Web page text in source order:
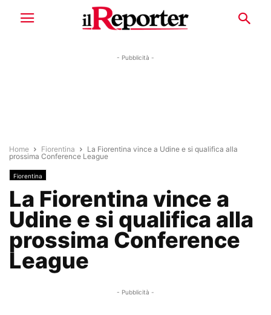
- Pubblicità -
Home Fiorentina
La Fiorentina vince a Udine e si qualifica alla
prossima Conference League
Fiorentina
La Fiorentina vince a
Udine e si qualifica alla
prossima Conference
League
- Pubblicità -